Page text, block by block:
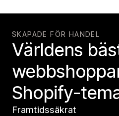
SKAPADE FÖR HANDEL
Världens
Shopify-
Framtidssäkrat